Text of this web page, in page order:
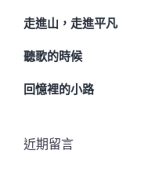
走進山，走進平凡
聽歌的時候
回憶裡的小路
近期留言